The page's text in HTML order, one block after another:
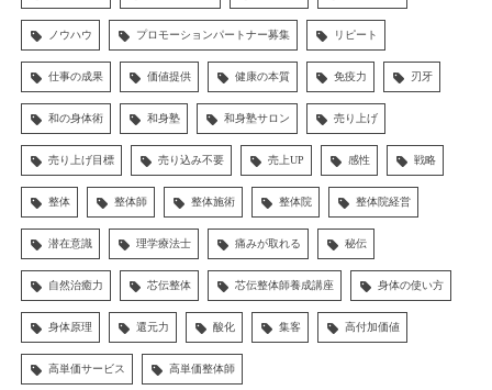
ノウハウ プロモーションパートナー募集 リピート
仕事の成果 価値提供 健康の本質 免疫力 刃牙
和の身体術 和身塾 和身塾サロン 売り上げ
売り上げ目標 売り込み不要 売上UP 感性 戦略
整体 整体師 整体施術 整体院 整体院経営
潜在意識 理学療法士 痛みが取れる 秘伝
自然治癒力 芯伝整体 芯伝整体師養成講座 身体の使い方
身体原理 還元力 酸化 集客 高付加価値
高単価サービス 高単価整体師